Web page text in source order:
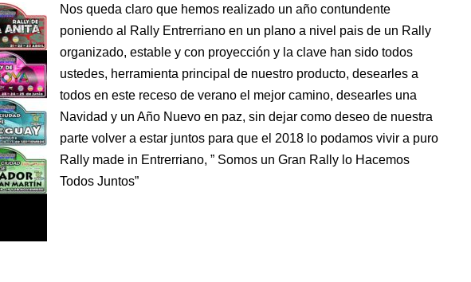
Nos queda claro que hemos realizado un año contundente
poniendo al Rally Entrerriano en un plano a nivel pais de un Rally
organizado, estable y con proyección y la clave han sido todos
ustedes, herramienta principal de nuestro producto, desearles a
todos en este receso de verano el mejor camino, desearles una
Navidad y un Año Nuevo en paz, sin dejar como deseo de nuestra
parte volver a estar juntos para que el 2018 lo podamos vivir a puro
Rally made in Entrerriano, ” Somos un Gran Rally lo Hacemos
Todos Juntos”